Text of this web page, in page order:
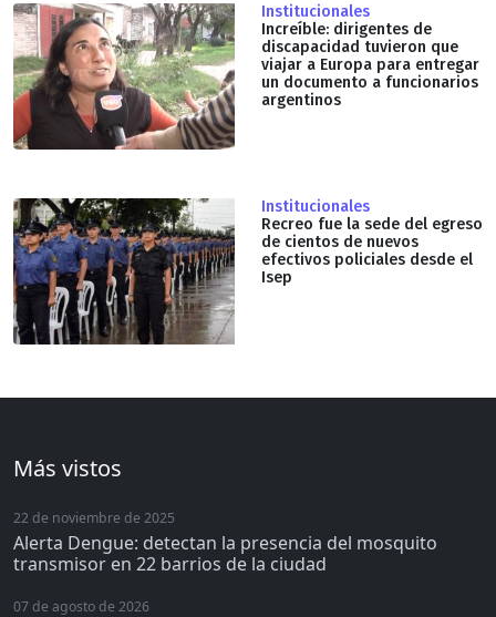
Institucionales
Increíble: dirigentes de
discapacidad tuvieron que
viajar a Europa para entregar
un documento a funcionarios
argentinos
Institucionales
Recreo fue la sede del egreso
de cientos de nuevos
efectivos policiales desde el
Isep
Más vistos
22 de noviembre de 2025
Alerta Dengue: detectan la presencia del mosquito
transmisor en 22 barrios de la ciudad
07 de agosto de 2026